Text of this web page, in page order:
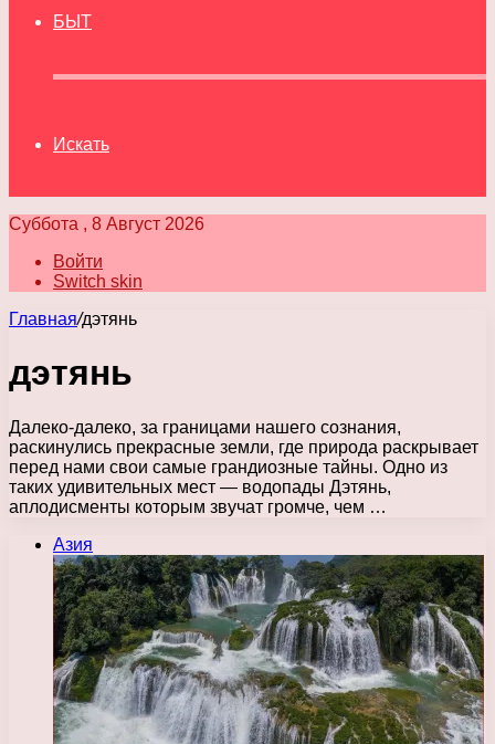
БЫТ
Искать
Суббота , 8 Август 2026
Войти
Switch skin
Главная/дэтянь
дэтянь
Далеко-далеко, за границами нашего сознания,
раскинулись прекрасные земли, где природа раскрывает
перед нами свои самые грандиозные тайны. Одно из
таких удивительных мест — водопады Дэтянь,
аплодисменты которым звучат громче, чем …
Азия